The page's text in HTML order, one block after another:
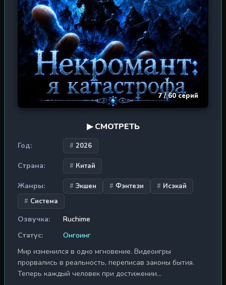
7 / 60 серий
▶ СМОТРЕТЬ
Год: 2026
Страна: Китай
Жанры: Экшен Фэнтези
Исэкай
Система
Озвучка:
Ruchime
Статус:
Онгоинг
Мир изменился в одно мгновение. Видеоигры
прорвались в реальность, переписав законы бытия.
Теперь каждый человек при достижении